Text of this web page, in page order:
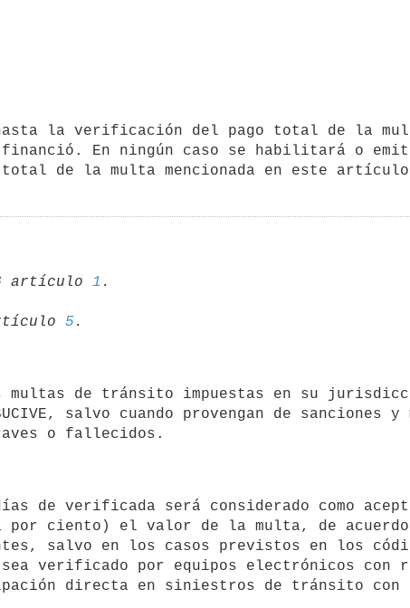
En ningún caso se habilitará o
de la multa mencionada en este
artículo 1
5
salvo cuando provengan de sanciones y
por ciento) el valor de la multa, de
salvo en los casos previstos en los
verificado por equipos electrónicos con
directa en siniestros de tránsito con